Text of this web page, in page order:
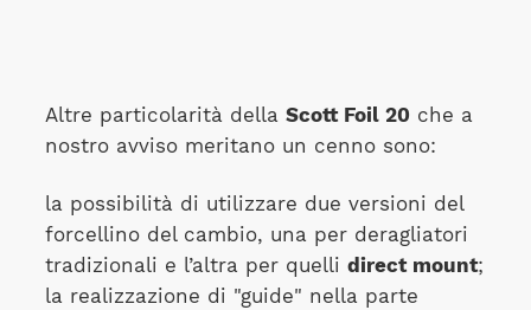
Altre particolarità della Scott Foil 20 che a
nostro avviso meritano un cenno sono:
la possibilità di utilizzare due versioni del
forcellino del cambio, una per deragliatori
tradizionali e l’altra per quelli direct mount;
la realizzazione di "guide" nella parte